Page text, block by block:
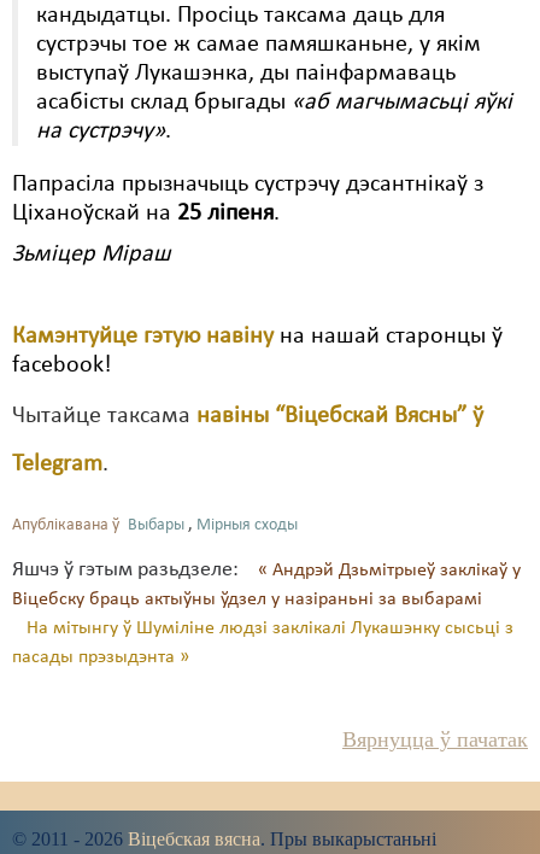
кандыдатцы. Просіць таксама даць для
сустрэчы тое ж самае памяшканьне, у якім
выступаў Лукашэнка, ды паінфармаваць
асабісты склад брыгады «аб магчымасьці яўкі
на сустрэчу».
Папрасіла прызначыць сустрэчу дэсантнікаў з
Ціханоўскай на 25 ліпеня.
Зьміцер Міраш
Камэнтуйце гэтую навінуна нашай старонцы ў
facebook!
Чытайце таксама навіны “Віцебскай Вясны” ў
Telegram.
Апублікавана ў Выбары , Мірныя сходы
Яшчэ ў гэтым разьдзеле:
« Андрэй Дзьмітрыеў заклікаў у
Віцебску браць актыўны ўдзел у назіраньні за выбарамі
На мітынгу ў Шуміліне людзі заклікалі Лукашэнку сысьці з
пасады прэзыдэнта »
Вярнуцца ў пачатак
© 2011 - 2026 Віцебская вясна. Пры выкарыстаньні